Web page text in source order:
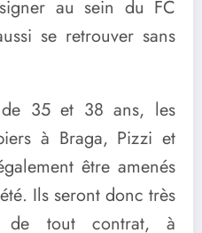
au sein du FC
se retrouver sans
de 35 et 38 ans, les
à Braga, Pizzi et
être amenés
Ils seront donc très
de tout contrat, à